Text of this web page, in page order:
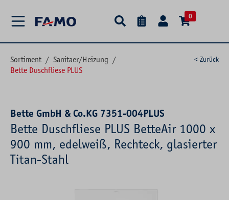
0
Sortiment / Sanitaer/Heizung /
Bette Duschfliese PLUS
< Zurück
Bette GmbH & Co.KG 7351-004PLUS
Bette Duschfliese PLUS BetteAir 1000 x
900 mm, edelweiß, Rechteck, glasierter
Titan-Stahl